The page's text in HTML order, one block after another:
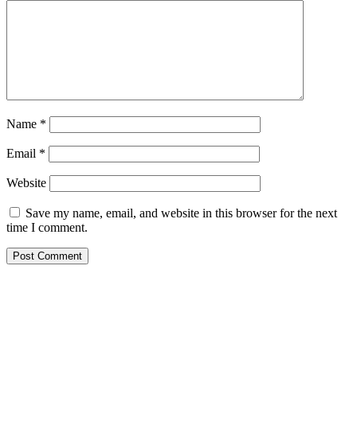
Name *
Email *
Website
Save my name, email, and website in this browser for the next
time I comment.